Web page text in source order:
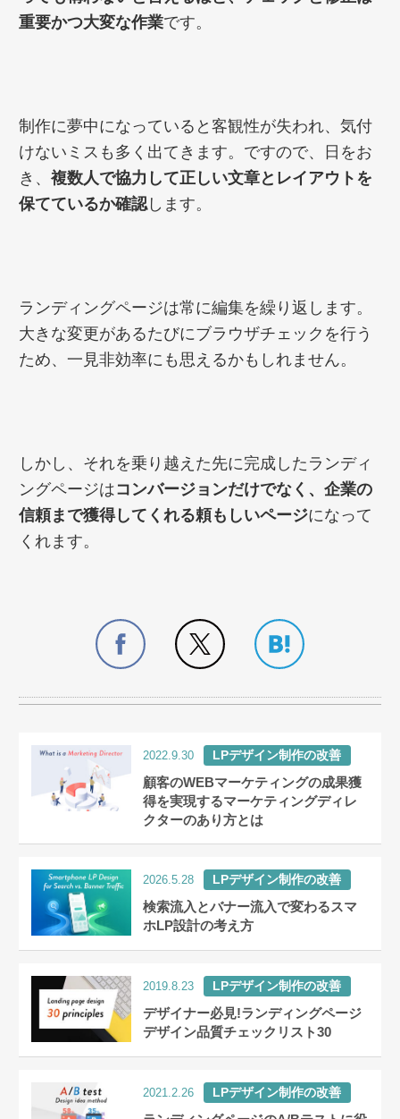
重要かつ大変な作業です。
制作に夢中になっていると客観性が失われ、気付
けないミスも多く出てきます。ですので、日をお
き、 複数人で協力して正しい文章とレイアウトを
保てているか確認します。
ランディングページは常に編集を繰り返します。
大きな変更があるたびにブラウザチェックを行う
ため、一見非効率にも思えるかもしれません。
しかし、それを乗り越えた先に完成したランディ
ングページはコンバージョンだけでなく、企業の
信頼まで獲得してくれる頼もしいページになって
くれます。
2022.9.30 LPデザイン制作の改善
顧客のWEBマーケティングの成果獲
得を実現するマーケティングディレ
クターのあり方とは
2026.5.28 LPデザイン制作の改善
検索流入とバナー流入で変わるスマ
ホLP設計の考え方
2019.8.23 LPデザイン制作の改善
デザイナー必見!ランディングページ
デザイン品質チェックリスト30
2021.2.26 LPデザイン制作の改善